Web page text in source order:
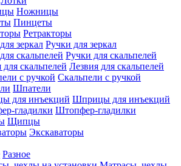
Ножницы
Пинцеты
Ретракторы
Ручки для зеркал
Ручки для скальпелей
Лезвия для скальпелей
Скальпели с ручкой
Шпатели
Шприцы для инъекций
Штопфер-гладилки
Щипцы
Экскаваторы
Разное